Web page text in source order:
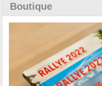
Boutique